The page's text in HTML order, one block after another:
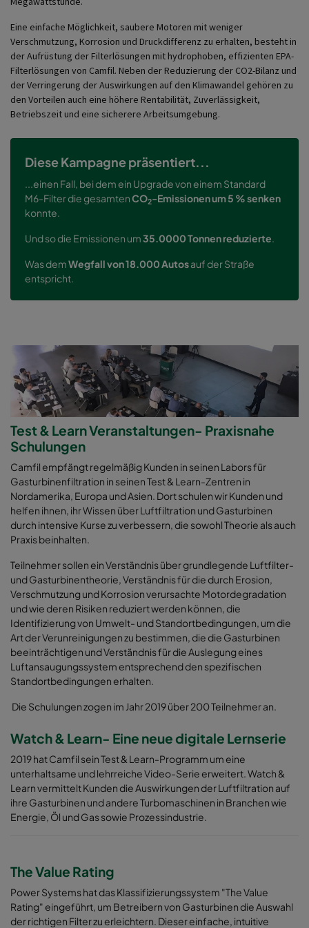
Eine einfache Möglichkeit, saubere Motoren mit weniger
Verschmutzung, Korrosion und Druckdifferenz zu erhalten, besteht in
der Aufrüstung der Filterlösungen mit hydrophoben, effizienten EPA-
Filterlösungen von Camfil. Neben der Reduzierung der CO2-Bilanz und
der Verringerung der Auswirkungen auf den Klimawandel gehören zu
den Vorteilen auch eine höhere Rentabilität, Zuverlässigkeit,
Betriebszeit und eine sicherere Arbeitsumgebung.
Diese Kampagne präsentiert...
...einen Fall, bei dem ein Upgrade von einem Standard
M6-Filter die gesamtenCO2-Emissionen um 5 % senken
konnte.
Und so die Emissionen um35.0000 Tonnen reduzierte.
Was demWegfall von 18.000 Autosauf der Straße
entspricht.
Test & Learn Veranstaltungen- Praxisnahe
Schulungen
Camfil empfängt regelmäßig Kunden in seinen Labors für
Gasturbinenfiltration in seinen Test & Learn-Zentren in
Nordamerika, Europa und Asien. Dort schulen wir Kunden und
helfen ihnen, ihr Wissen über Luftfiltration und Gasturbinen
durch intensive Kurse zu verbessern, die sowohl Theorie als auch
Praxis beinhalten.
Teilnehmer sollen ein Verständnis über grundlegende Luftfilter-
und Gasturbinentheorie, Verständnis für die durch Erosion,
Verschmutzung und Korrosion verursachte Motordegradation
und wie deren Risiken reduziert werden können, die
Identifizierung von Umwelt- und Standortbedingungen, um die
Art der Verunreinigungen zu bestimmen, die die Gasturbinen
beeinträchtigen und Verständnis für die Auslegung eines
Luftansaugungssystem entsprechend den spezifischen
Standortbedingungen erhalten.
Die Schulungen zogen im Jahr 2019 über 200 Teilnehmer an.
Watch & Learn- Eine neue digitale Lernserie
2019 hat Camfil sein Test & Learn-Programm um eine
unterhaltsame und lehrreiche Video-Serie erweitert. Watch &
Learn vermittelt Kunden die Auswirkungen der Luftfiltration auf
ihre Gasturbinen und andere Turbomaschinen in Branchen wie
Energie, Öl und Gas sowie Prozessindustrie.
The Value Rating
Power Systems hat das Klassifizierungssystem "The Value
Rating" eingeführt, um Betreibern von Gasturbinen die Auswahl
der richtigen Filter zu erleichtern. Dieser einfache, intuitive